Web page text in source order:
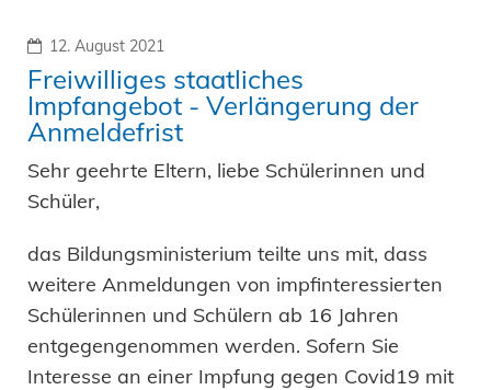
12. August 2021
Freiwilliges staatliches
Impfangebot - Verlängerung der
Anmeldefrist
Sehr geehrte Eltern, liebe Schülerinnen und
Schüler,
das Bildungsministerium teilte uns mit, dass
weitere Anmeldungen von impfinteressierten
Schülerinnen und Schülern ab 16 Jahren
entgegengenommen werden. Sofern Sie
Interesse an einer Impfung gegen Covid19 mit